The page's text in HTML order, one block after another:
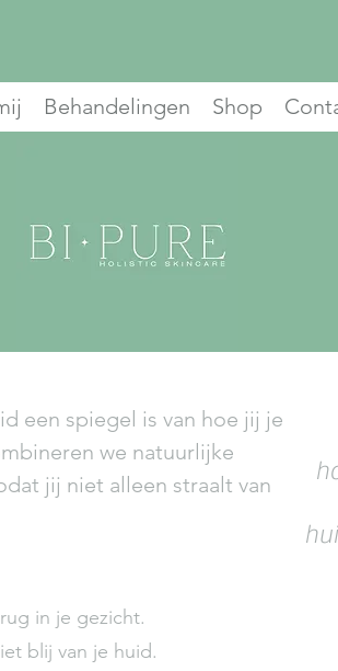
Behandelingen Shop
holistische beauty methode
healing en nieuwe
keuzes en wil je
een spiegel is van hoe jij je
we natuurlijke
jij niet alleen straalt van
in je gezicht.
blij van je huid.